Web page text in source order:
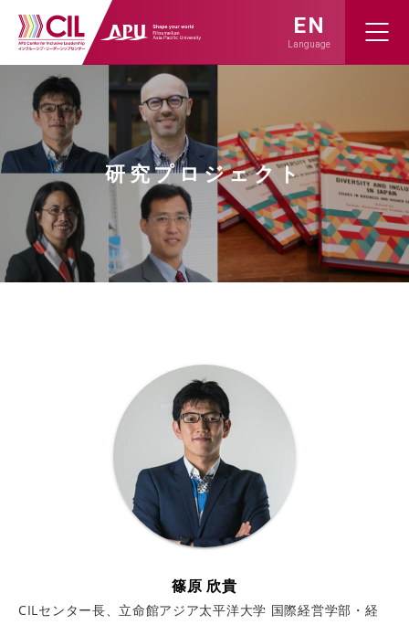
EN
Language
研究プロジェクト
篠原 欣貴
CILセンター長、立命館アジア太平洋大学 国際経営学部・経